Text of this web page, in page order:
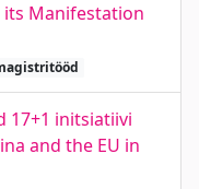
its Manifestation
17+1 initsiatiivi
and the EU in